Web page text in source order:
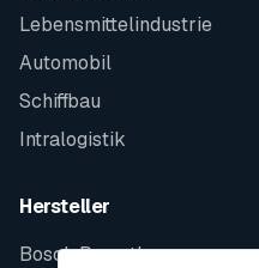
Lebensmittelindustrie
Automobil
Schiffbau
Intralogistik
Hersteller
Bosch Rexroth